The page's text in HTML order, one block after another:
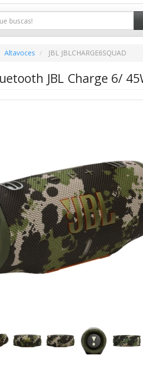
Altavoces JBL JBLCHARGE6SQUAD
JBL Charge 6/